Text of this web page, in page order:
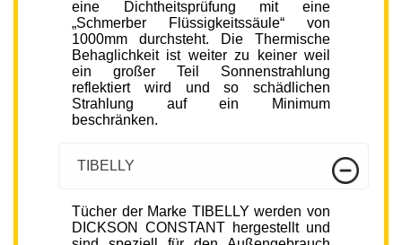
eine Dichtheitsprüfung mit eine
„Schmerber Flüssigkeitssäule“ von
1000mm durchsteht. Die Thermische
Behaglichkeit ist weiter zu keiner weil
ein großer Teil Sonnenstrahlung
reflektiert wird und so schädlichen
Strahlung auf ein Minimum
beschränken.
TIBELLY
Tücher der Marke TIBELLY werden von
DICKSON CONSTANT hergestellt und